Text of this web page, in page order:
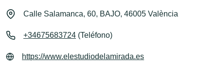
Calle Salamanca, 60, BAJO, 46005 València
+34675683724 (Teléfono)
https://www.elestudiodelamirada.es